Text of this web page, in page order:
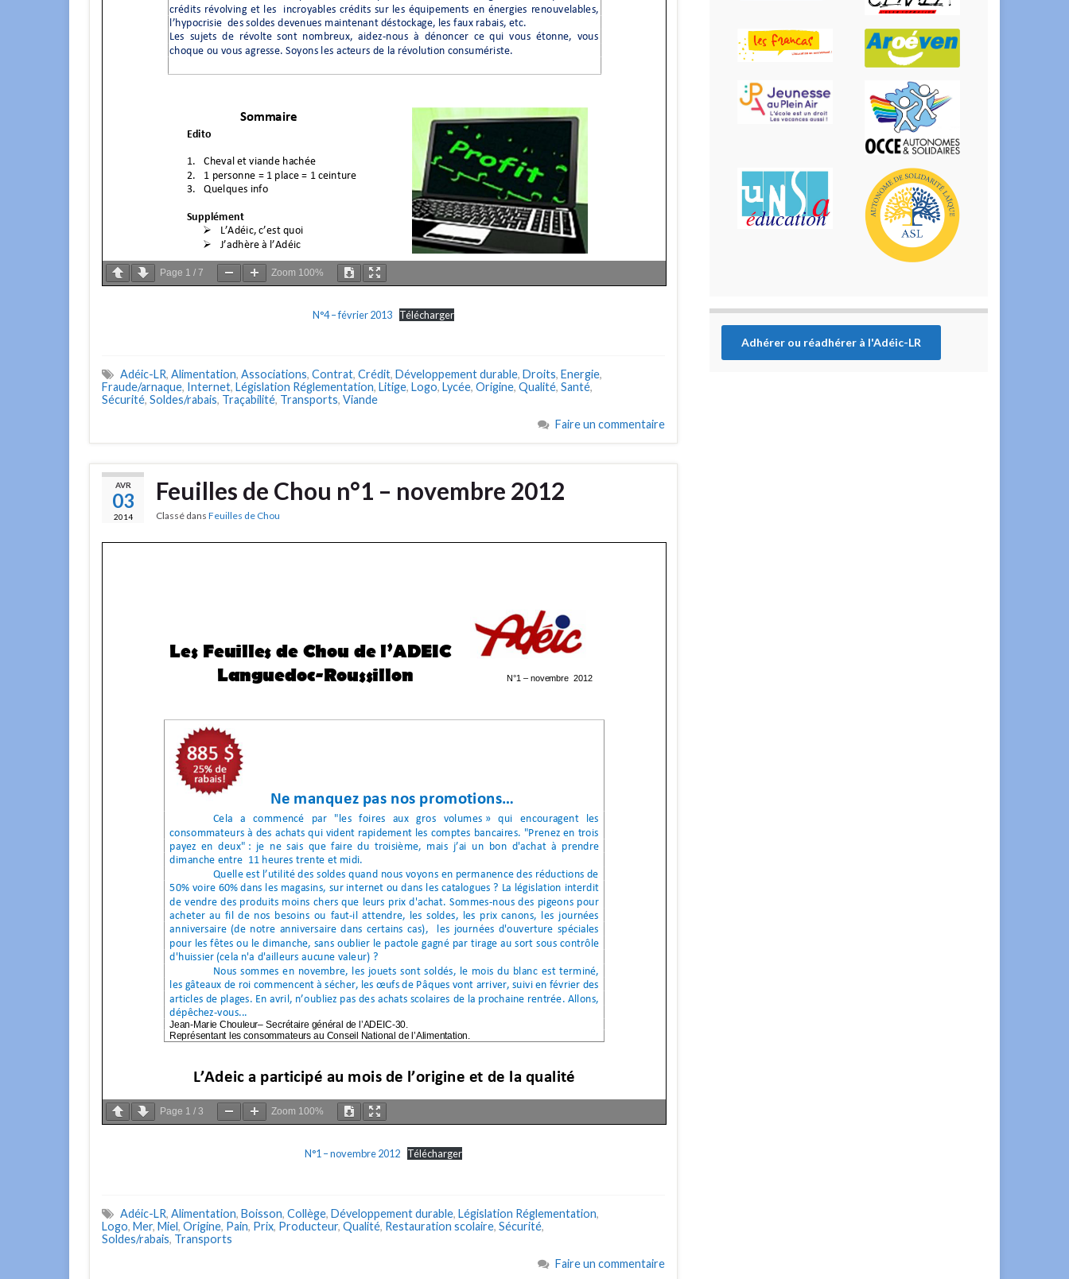
Page 1 / 7 Zoom 100%
N°4 – février 2013 Télécharger
Adéic-LR, Alimentation, Associations, Contrat, Crédit, Développement durable, Droits, Energie,
Fraude/arnaque, Internet, Législation Réglementation, Litige, Logo, Lycée, Origine, Qualité, Santé,
Sécurité, Soldes/rabais, Traçabilité, Transports, Viande
Faire un commentaire
AVR
03
2014
Feuilles de Chou n°1 – novembre 2012
Classé dans Feuilles de Chou
Page 1 / 3 Zoom 100%
N°1 – novembre 2012 Télécharger
Adéic-LR, Alimentation, Boisson, Collège, Développement durable, Législation Réglementation,
Logo, Mer, Miel, Origine, Pain, Prix, Producteur, Qualité, Restauration scolaire, Sécurité,
Soldes/rabais, Transports
Faire un commentaire
Adhérer ou réadhérer à l'Adéic-LR